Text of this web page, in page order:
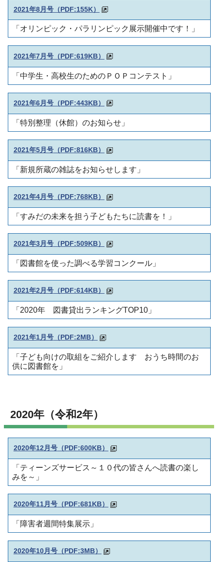
2021年8月号（PDF:155K）
「オリンピック・パラリンピック展示開催中です！ 」
2021年7月号（PDF:619KB）
「中学生・高校生のためのＰＯＰコンテスト 」
2021年6月号（PDF:443KB）
「特別整理（休館） のお知らせ」
2021年5月号（PDF:816KB）
「新規所蔵の雑誌をお知らせします 」
2021年4月号（PDF:768KB）
「すみだの未来を担う子どもたちに読書を！ 」
2021年3月号（PDF:509KB）
「 図書館を使った調べる学習コンクール」
2021年2月号（PDF:614KB）
「2020年 図書貸出ランキングTOP10」
2021年1月号（PDF:2MB）
「子ども向けの取組をご紹介します おうち時間のお
供に図書館を」
2020年（令和2年）
2020年12月号（PDF:600KB）
「ティーンズサービス～１０代の皆さんへ読書の楽し
みを～」
2020年11月号（PDF:681KB）
「障害者週間特集展示」
2020年10月号（PDF:3MB）